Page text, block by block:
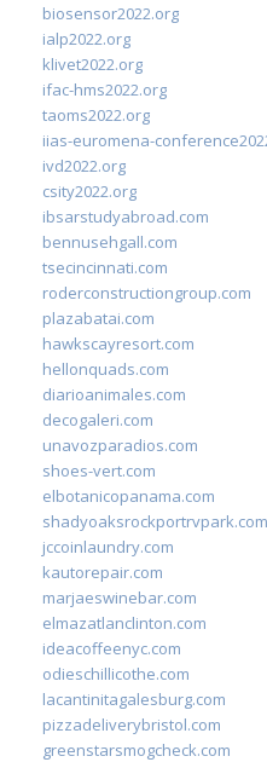
biosensor2022.org
ialp2022.org
klivet2022.org
ifac-hms2022.org
taoms2022.org
iias-euromena-
ivd2022.org
csity2022.org
ibsarstudyabroad.com
bennusehgall.com
tsecincinnati.com
roderconstructiongroup.com
plazabatai.com
hawkscayresort.com
hellonquads.com
diarioanimales.com
decogaleri.com
unavozparadios.com
shoes-vert.com
elbotanicopanama.com
shadyoaksrockportrvpark.com
jccoinlaundry.com
kautorepair.com
marjaeswinebar.com
elmazatlanclinton.com
ideacoffeenyc.com
odieschillicothe.com
lacantinitagalesburg.com
pizzadeliverybristol.com
greenstarsmogcheck.com